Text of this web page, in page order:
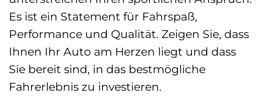
Es ist ein Statement für Fahrspaß,
Performance und Qualität. Zeigen Sie, dass
Ihnen Ihr Auto am Herzen liegt und dass
Sie bereit sind, in das bestmögliche
Fahrerlebnis zu investieren.